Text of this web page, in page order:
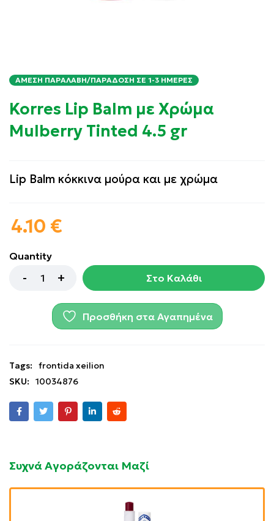
ΆΜΕΣΗ ΠΑΡΑΛΑΒΉ/ΠΑΡΆΔΟΣΗ ΣΕ 1-3 ΗΜΈΡΕΣ
Korres Lip Balm με Χρώμα
Mulberry Tinted 4.5 gr
Lip Balm κόκκινα μούρα και με χρώμα
4.10 €
Quantity
Στο Καλάθι
Προσθήκη στα Αγαπημένα
Tags:
frontida xeilion
SKU:
10034876
Συχνά Αγοράζονται Μαζί